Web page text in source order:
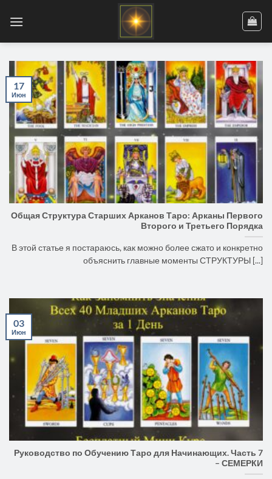
Общая Структура Старших Арканов Таро: Арканы Первого
Второго и Третьего Порядка
В этой статье я постараюсь, как можно более сжато и конкретно
объяснить главные моменты СТРУКТУРЫ [...]
17
Июн
Руководство по Обучению Таро для Начинающих. Часть 7
– СЕМЕРКИ
03
Июн